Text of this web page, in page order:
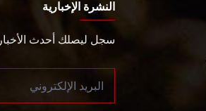
النشرة الإخبارية
سجل ليصلك أحدث الأخبار